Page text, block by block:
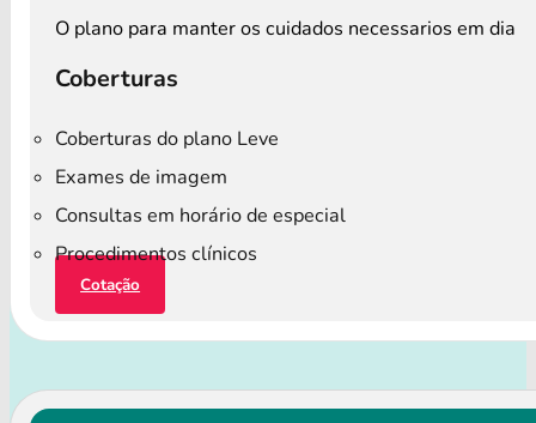
O plano para manter os cuidados necessarios em dia
Coberturas
Coberturas do plano Leve
Exames de imagem
Consultas em horário de especial
Procedimentos clínicos
Cotação